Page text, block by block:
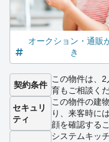
オークション・通販
き
契約条件
この物件は、
育もご相談くだ
セキュリ
ティ
この物件の建
り、来客時に
顔を確認する
システムキッ